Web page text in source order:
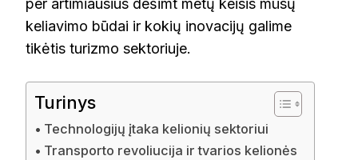
per artimiausius dešimt metų keisis mūsų
keliavimo būdai ir kokių inovacijų galime
tikėtis turizmo sektoriuje.
Turinys
Technologijų įtaka kelionių sektoriui
Transporto revoliucija ir tvarios kelionės